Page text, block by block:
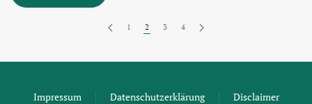
1 2 3 4
Impressum Datenschutzerklärung Disclaimer